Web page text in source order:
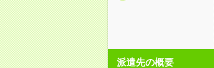
派遣先の概要